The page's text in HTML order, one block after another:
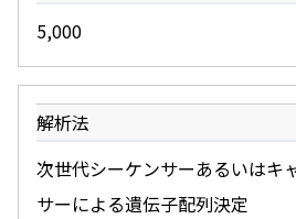
5,000
解析法
次世代シーケンサーあるいはキ
サーによる遺伝子配列決定